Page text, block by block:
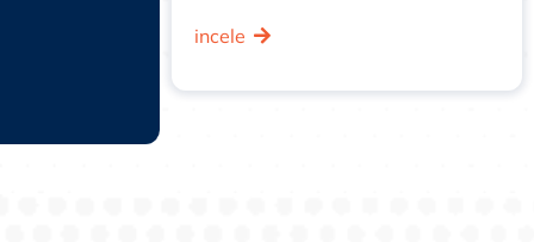
uzaklıktadır.
incele